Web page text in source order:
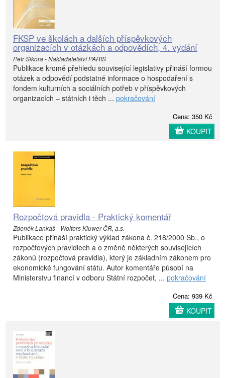
FKSP ve školách a dalších příspěvkových
organizacích v otázkách a odpovědích, 4. vydání
Petr Sikora - Nakladatelství PARIS
Publikace kromě přehledu související legislativy přináší formou
otázek a odpovědí podstatné informace o hospodaření s
fondem kulturních a sociálních potřeb v příspěvkových
organizacích – státních i těch ... pokračování
Cena: 350 Kč
KOUPIT
Rozpočtová pravidla - Praktický komentář
Zdeněk Lankaš - Wolters Kluwer ČR, a.s.
Publikace přináší praktický výklad zákona č. 218/2000 Sb., o
rozpočtových pravidlech a o změně některých souvisejících
zákonů (rozpočtová pravidla), který je základním zákonem pro
ekonomické fungování státu. Autor komentáře působí na
Ministerstvu financí v odboru Státní rozpočet, ... pokračování
Cena: 939 Kč
KOUPIT